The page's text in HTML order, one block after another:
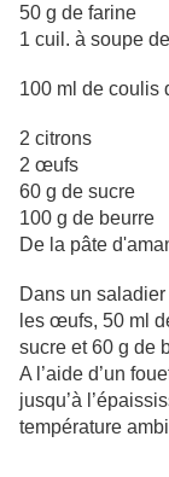
50 g de farine
1 cuil. à soupe
100 ml de coulis
2 citrons
2 œufs
60 g de sucre
100 g de beurre
De la pâte
Dans un
les œufs, 50 ml
sucre et 60 g de
A l’aide d’un
jusqu’à
température